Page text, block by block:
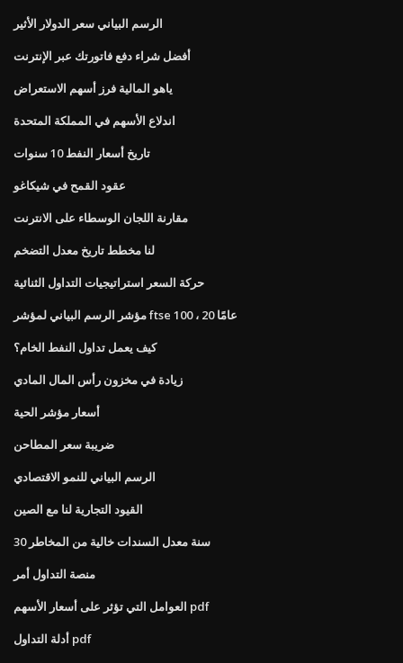
الرسم البياني سعر الدولار الأثير
أفضل شراء دفع فاتورتك عبر الإنترنت
ياهو المالية فرز أسهم الاستعراض
اندلاع الأسهم في المملكة المتحدة
تاريخ أسعار النفط 10 سنوات
عقود القمح في شيكاغو
مقارنة اللجان الوسطاء على الانترنت
لنا مخطط تاريخ معدل التضخم
حركة السعر استراتيجيات التداول الثنائية
مؤشر الرسم البياني لمؤشر ftse 100 ، 20 عامًا
كيف يعمل تداول النفط الخام؟
زيادة في مخزون رأس المال المادي
أسعار مؤشر الحية
ضريبة سعر المطاحن
الرسم البياني للنمو الاقتصادي
القيود التجارية لنا مع الصين
30 سنة معدل السندات خالية من المخاطر
منصة التداول أمر
العوامل التي تؤثر على أسعار الأسهم pdf
أدلة التداول pdf